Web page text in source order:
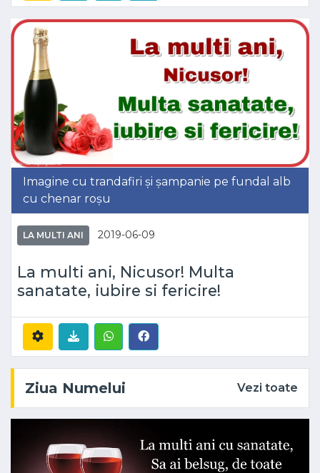
Imagine cu trandafiri și șampanie pe fundal alb
cu chenar roșu
LA MULTI ANI 2019-06-09
La multi ani, Nicusor! Multa
sanatate, iubire si fericire!
Ziua Numelui Vezi toate